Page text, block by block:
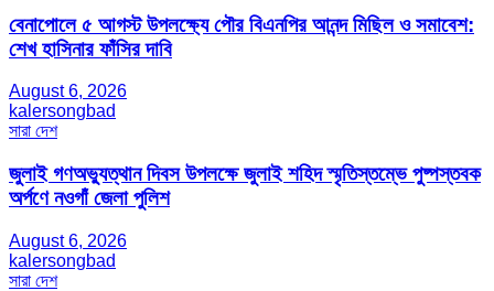
বেনাপোলে ৫ আগস্ট উপলক্ষ্যে পৌর বিএনপির আনন্দ মিছিল ও সমাবেশ:
শেখ হাসিনার ফাঁসির দাবি
August 6, 2026
kalersongbad
সারা দেশ
জুলাই গণঅভ্যুত্থান দিবস উপলক্ষে জুলাই শহিদ স্মৃতিস্তম্ভে পুষ্পস্তবক
অর্পণে নওগাঁ জেলা পুলিশ
August 6, 2026
kalersongbad
সারা দেশ